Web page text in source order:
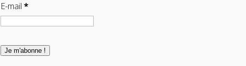
E-mail *